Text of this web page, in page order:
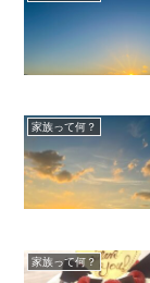
家族って何？
家族って何？